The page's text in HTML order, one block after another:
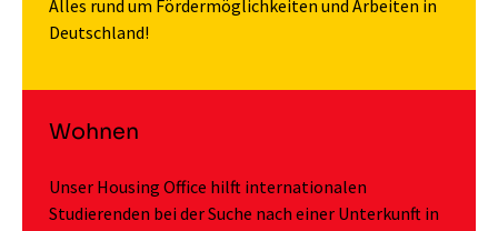
Alles rund um Fördermöglichkeiten und Arbeiten in
Deutschland!
Wohnen
Unser Housing Office hilft internationalen
Studierenden bei der Suche nach einer Unterkunft in